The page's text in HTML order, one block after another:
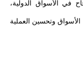
في الأسواق الدولية،
وتحسين العملية